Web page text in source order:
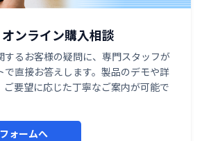
ンライン購入相談
するお客様の疑問に、専門スタッフが
で直接お答えします。製品のデモや詳
ご要望に応じた丁寧なご案内が可能で
ォームへ